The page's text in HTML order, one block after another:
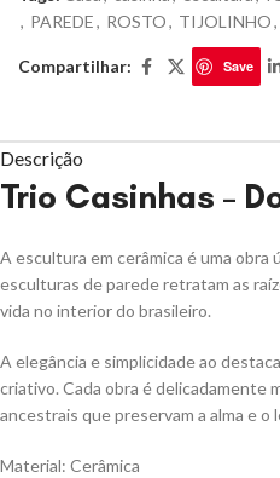
, PAREDE, ROSTO, TIJOLINHO,
Compartilhar: Save
Descrição
Trio Casinhas –
A escultura em cerâmica é uma obra
esculturas de parede retratam as
vida no interior do brasileiro.
A elegância e simplicidade ao
criativo. Cada obra é delicadamente
ancestrais que preservam a alma e o
Material: Cerâmica